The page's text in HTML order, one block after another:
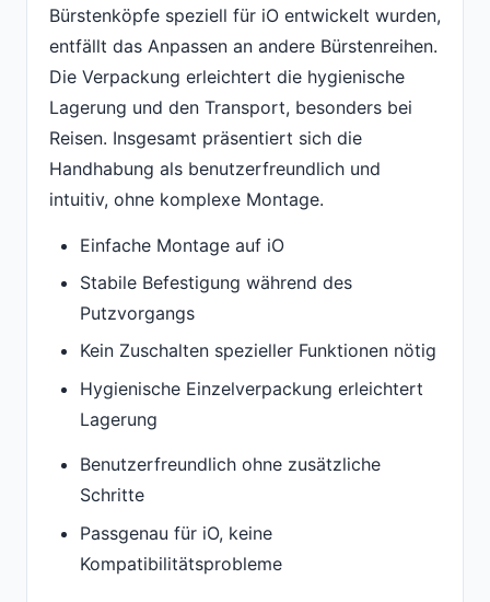
Bürstenköpfe speziell für iO entwickelt wurden,
entfällt das Anpassen an andere Bürstenreihen.
Die Verpackung erleichtert die hygienische
Lagerung und den Transport, besonders bei
Reisen. Insgesamt präsentiert sich die
Handhabung als benutzerfreundlich und
intuitiv, ohne komplexe Montage.
Einfache Montage auf iO
Stabile Befestigung während des
Putzvorgangs
Kein Zuschalten spezieller Funktionen nötig
Hygienische Einzelverpackung erleichtert
Lagerung
Benutzerfreundlich ohne zusätzliche
Schritte
Passgenau für iO, keine
Kompatibilitätsprobleme